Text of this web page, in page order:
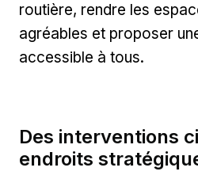
routière, rendre les
agréables et proposer
accessible à tous.
Des interventions
endroits